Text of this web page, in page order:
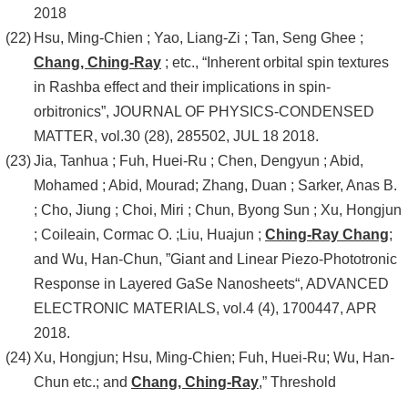
2018
Hsu, Ming-Chien ; Yao, Liang-Zi ; Tan, Seng Ghee ;
Chang, Ching-Ray ; etc., “Inherent orbital spin textures
in Rashba effect and their implications in spin-
orbitronics”, JOURNAL OF PHYSICS-CONDENSED
MATTER, vol.30 (28), 285502, JUL 18 2018.
Jia, Tanhua ; Fuh, Huei-Ru ; Chen, Dengyun ; Abid,
Mohamed ; Abid, Mourad; Zhang, Duan ; Sarker, Anas B.
; Cho, Jiung ; Choi, Miri ; Chun, Byong Sun ; Xu, Hongjun
; Coileain, Cormac O. ;Liu, Huajun ; Ching-Ray Chang;
and Wu, Han-Chun, ”Giant and Linear Piezo-Phototronic
Response in Layered GaSe Nanosheets“, ADVANCED
ELECTRONIC MATERIALS, vol.4 (4), 1700447, APR
2018.
Xu, Hongjun; Hsu, Ming-Chien; Fuh, Huei-Ru; Wu, Han-
Chun etc.; and Chang, Ching-Ray,” Threshold